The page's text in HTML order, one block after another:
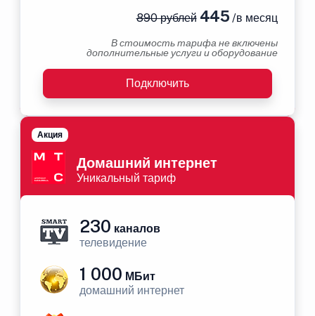
890 рублей445 /в месяц
В стоимость тарифа не включены
дополнительные услуги и оборудование
Подключить
Домашний интернет
Уникальный тариф
Акция
230 каналов
телевидение
1 000 МБит
домашний интернет